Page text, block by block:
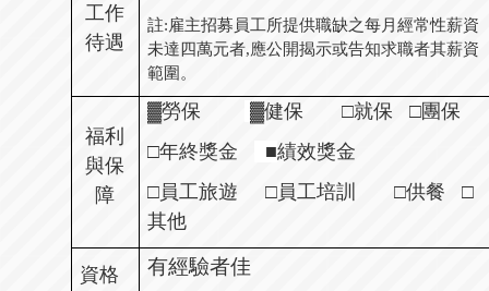
工作
待遇
註:雇主招募員工所提供職缺之每月經常性薪資
未達四萬元者,應公開揭示或告知求職者其薪資
範圍。
福利
與保
障
▓勞保 ▓健保 □就保
□團保
□年終獎金
■績效獎金
□員工旅遊
□員工培訓 □供餐
□
其他
資格
有經驗者佳